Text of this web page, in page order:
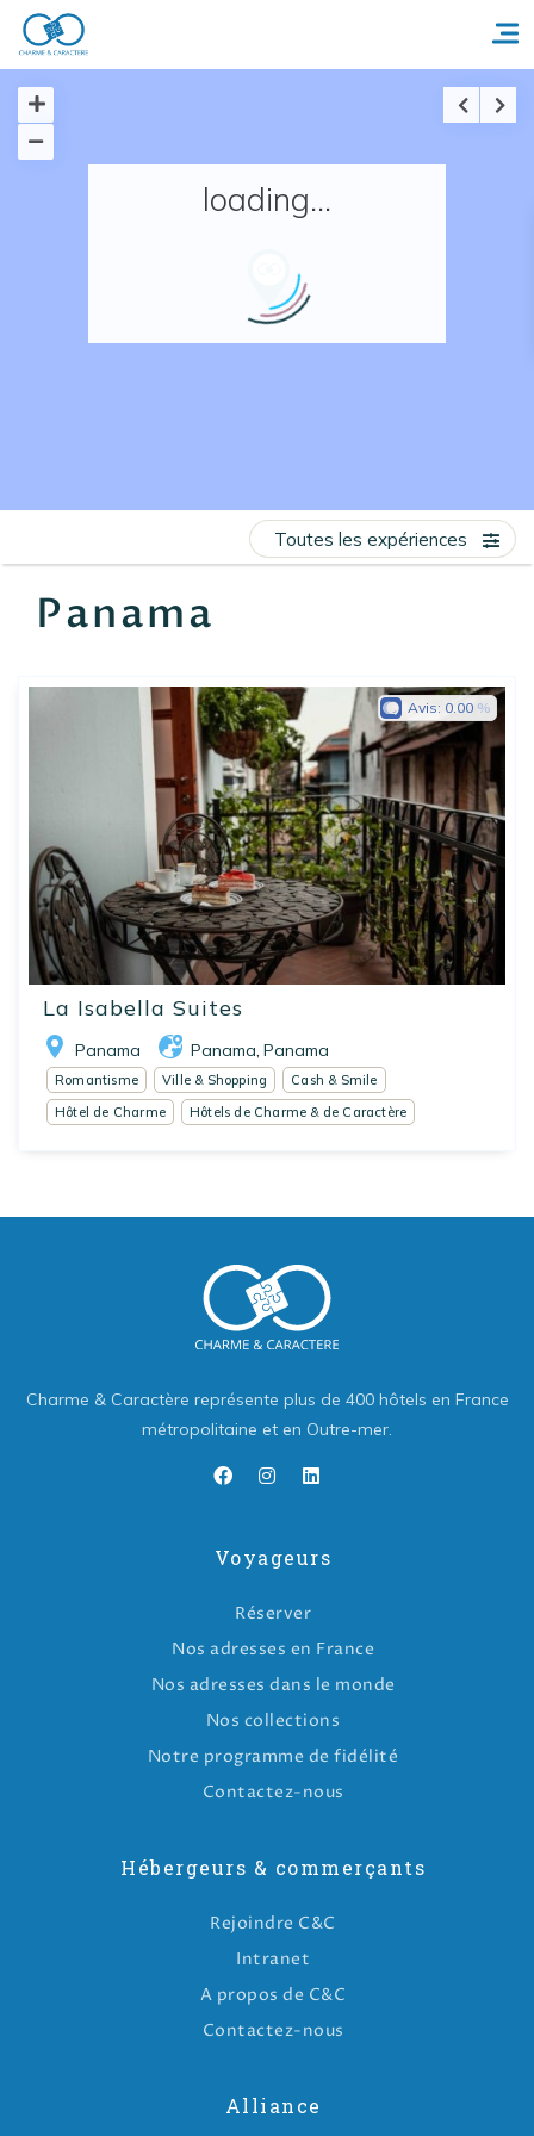
Accueil
Nos adresses en France
loading...
Panama
Toutes les expériences
La Isabella Suites
Panama Panama Panama
Avis: 0.00
Romantisme Ville & Shopping
Cash & Smile
Hôtel de Charme
Hôtels de Charme & de Caractère
Charme & Caractère représente plus de 400 hôtels en France
métropolitaine et en Outre-mer.
Voyageurs
Réserver
Nos adresses en France
Nos adresses dans le monde
Nos collections
Notre programme de fidélité
Contactez-nous
Hébergeurs & commerçants
Rejoindre C&C
Intranet
A propos de C&C
Contactez-nous
Alliance